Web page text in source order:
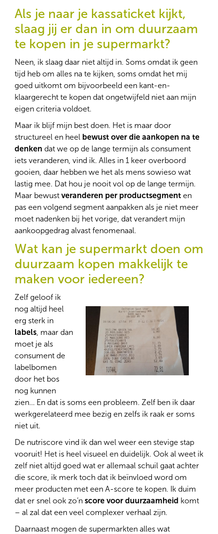
Als je naar je kassaticket kijkt,
slaag jij er dan in om duurzaam
te kopen in je supermarkt?
Neen, ik slaag daar niet altijd in. Soms omdat ik geen
tijd heb om alles na te kijken, soms omdat het mij
goed uitkomt om bijvoorbeeld een kant-en-
klaargerecht te kopen dat ongetwijfeld niet aan mijn
eigen criteria voldoet.
Maar ik blijf mijn best doen. Het is maar door
structureel en heel bewust over die aankopen na te
denken dat we op de lange termijn als consument
iets veranderen, vind ik. Alles in 1 keer overboord
gooien, daar hebben we het als mens sowieso wat
lastig mee. Dat hou je nooit vol op de lange termijn.
Maar bewust veranderen per productsegment en
pas een volgend segment aanpakken als je niet meer
moet nadenken bij het vorige, dat verandert mijn
aankoopgedrag alvast fenomenaal.
Wat kan je supermarkt doen om
duurzaam kopen makkelijk te
maken voor iedereen?
Zelf geloof ik
nog altijd heel
erg sterk in
labels , maar dan
moet je als
consument de
labelbomen
door het bos
nog kunnen
zien… En dat is soms een probleem. Zelf ben ik daar
werkgerelateerd mee bezig en zelfs ik raak er soms
niet uit.
De nutriscore vind ik dan wel weer een stevige stap
vooruit! Het is heel visueel en duidelijk. Ook al weet ik
zelf niet altijd goed wat er allemaal schuil gaat achter
die score, ik merk toch dat ik beïnvloed word om
meer producten met een A-score te kopen. Ik duim
dat er snel ook zo’n score voor duurzaamheid komt
– al zal dat een veel complexer verhaal zijn.
Daarnaast mogen de supermarkten alles wat